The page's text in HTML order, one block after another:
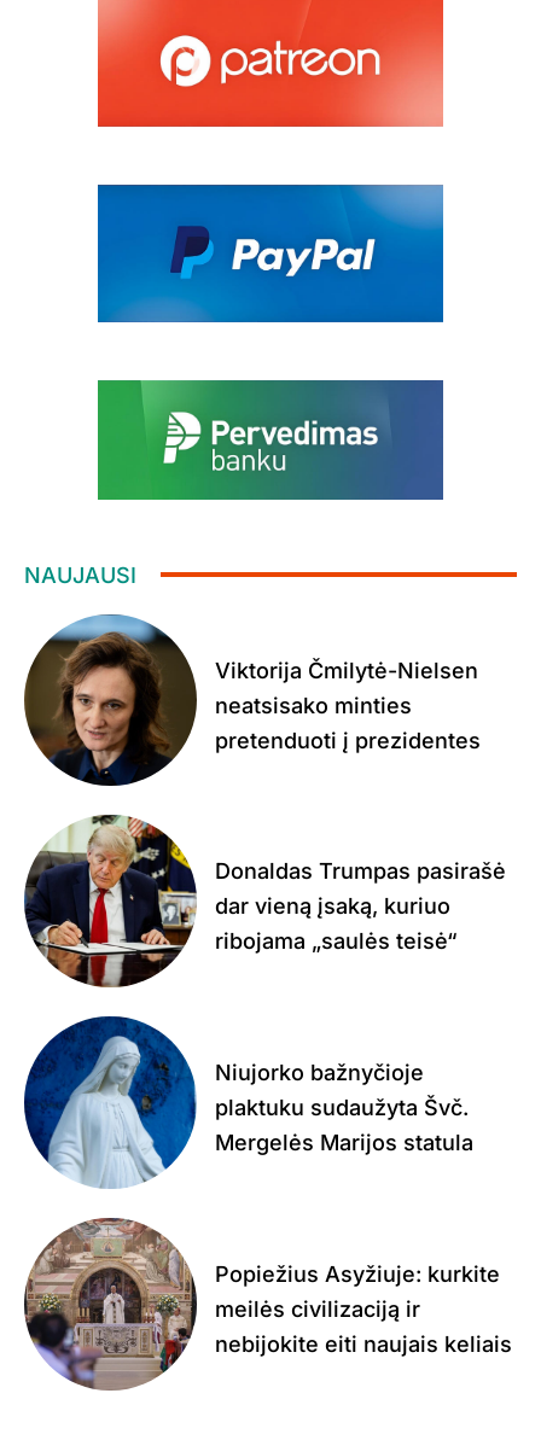
NAUJAUSI
Viktorija Čmilytė-Nielsen
neatsisako minties
pretenduoti į prezidentes
Donaldas Trumpas pasirašė
dar vieną įsaką, kuriuo
ribojama „saulės teisė“
Niujorko bažnyčioje
plaktuku sudaužyta Švč.
Mergelės Marijos statula
Popiežius Asyžiuje: kurkite
meilės civilizaciją ir
nebijokite eiti naujais keliais